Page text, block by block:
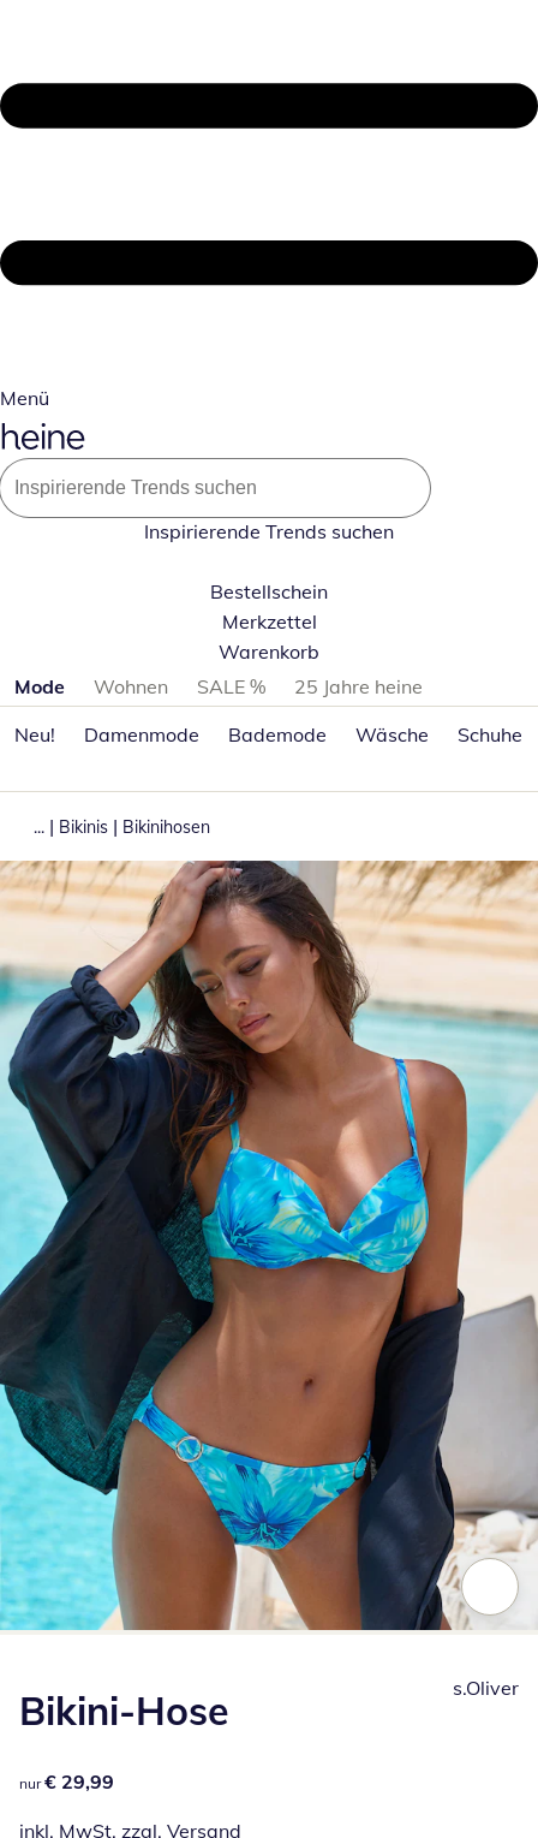
Menü
Inspirierende Trends suchen
Bestellschein
Merkzettel
Warenkorb
Produktkategorien überspringen
Mode Wohnen SALE %
25 Jahre heine
Neu!
Damenmode Bademode Wäsche Schuhe
... | Bikinis | Bikinihosen
Bikini-Hose
€ 29,99
nur € 29,99
inkl. MwSt. zzgl. Versand
s.Oliver